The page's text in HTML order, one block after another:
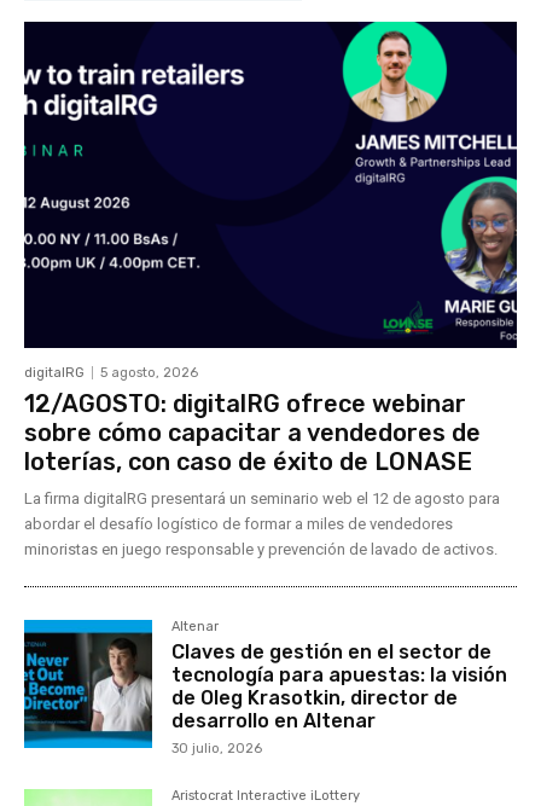
digitalRG 5 agosto, 2026
12/AGOSTO: digitalRG ofrece webinar
sobre cómo capacitar a vendedores de
loterías, con caso de éxito de LONASE
La firma digitalRG presentará un seminario web el 12 de agosto para
abordar el desafío logístico de formar a miles de vendedores
minoristas en juego responsable y prevención de lavado de activos.
Altenar
Claves de gestión en el sector de
tecnología para apuestas: la visión
de Oleg Krasotkin, director de
desarrollo en Altenar
30 julio, 2026
Aristocrat Interactive iLottery